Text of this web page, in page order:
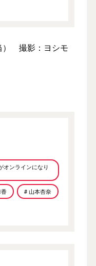
） 撮影：ヨシモ
オンラインになり
# 山本杏奈